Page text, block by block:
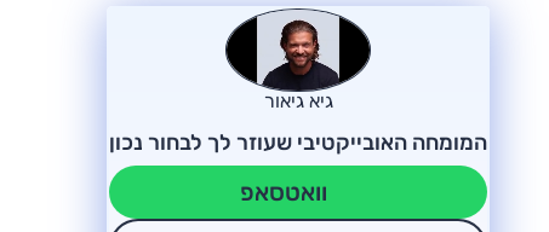
גיא גיאור
המומחה האובייקטיבי שעוזר לך לבחור נכון
וואטסאפ